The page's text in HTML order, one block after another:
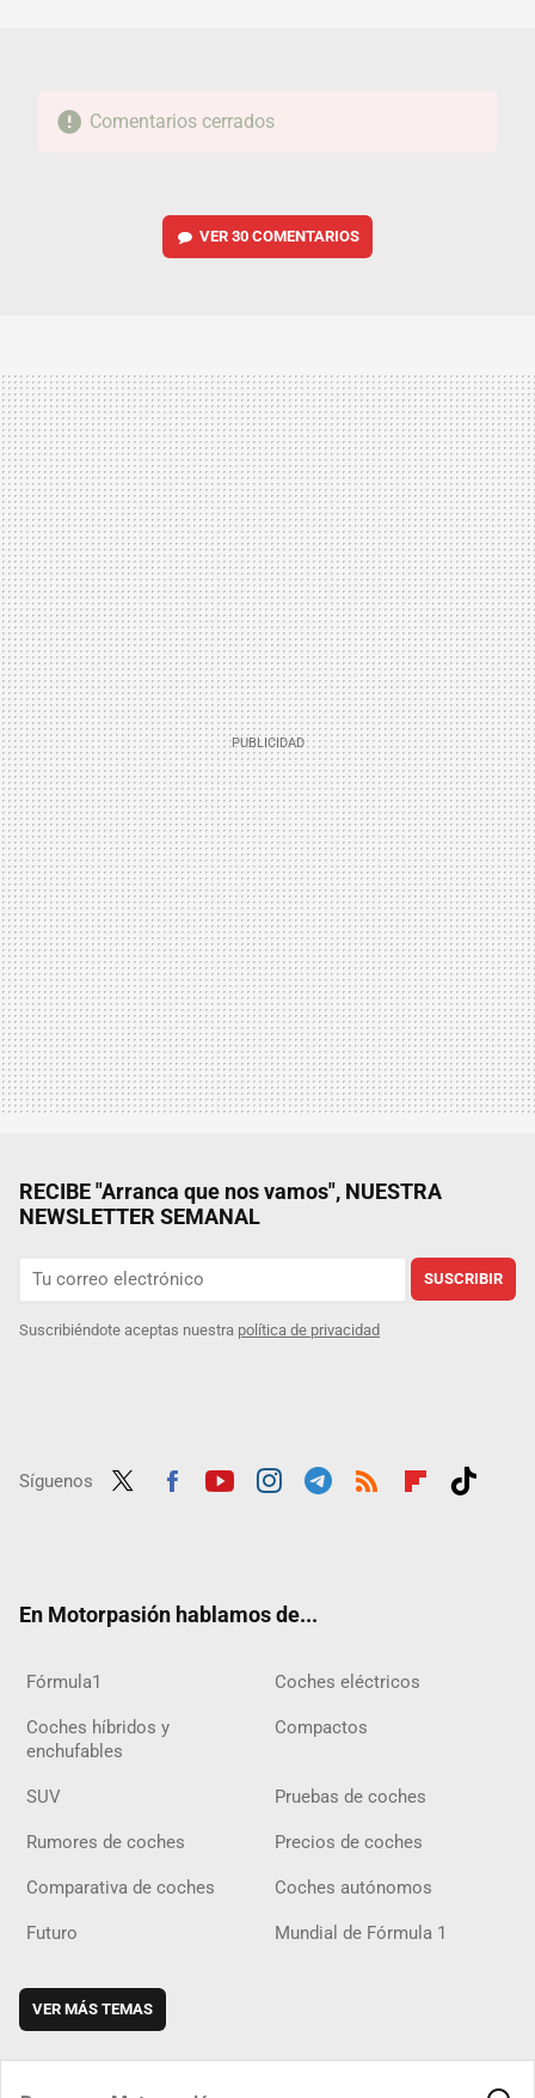
Comentarios cerrados
VER 30 COMENTARIOS
RECIBE "Arranca que nos vamos", NUESTRA
NEWSLETTER SEMANAL
SUSCRIBIR
Suscribiéndote aceptas nuestra política de privacidad
Síguenos
En Motorpasión hablamos de...
Fórmula1 Coches eléctricos
Coches híbridos y
enchufables
Compactos
SUV Pruebas de coches
Rumores de coches Precios de coches
Comparativa de coches Coches autónomos
Futuro Mundial de Fórmula 1
VER MÁS TEMAS